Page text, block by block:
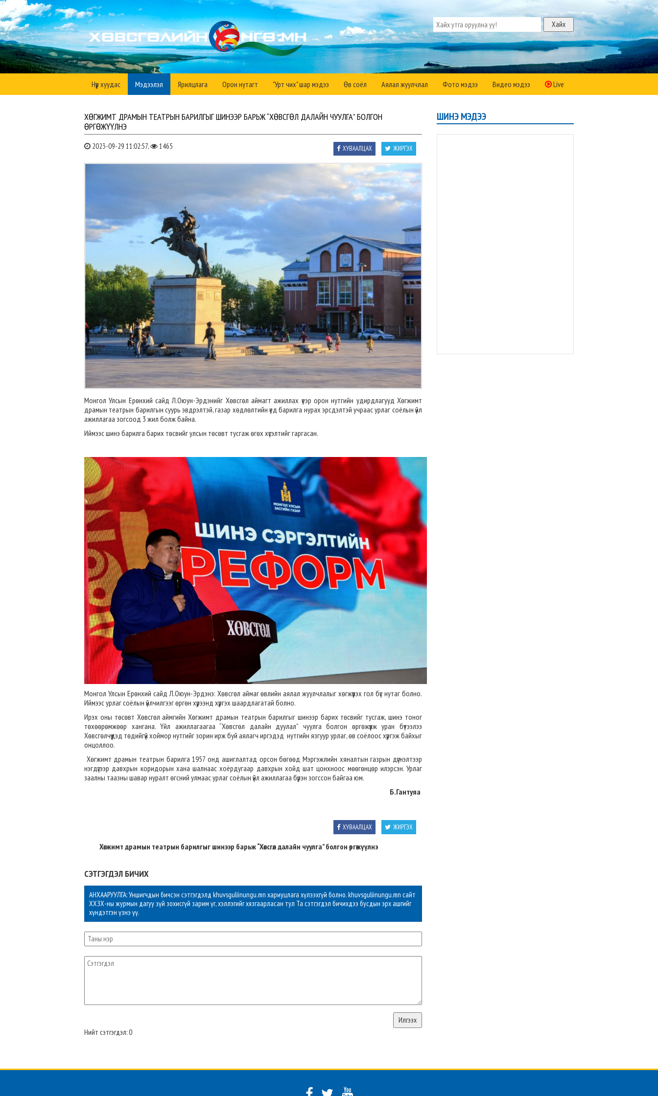
Нүүр хуудас Мэдээлэл Ярилцлага Орон нутагт "Урт чих" шар мэдээ Өв соёл Аялал жуулчлал Фото мэдээ Видео мэдээ Live
ХӨГЖИМТ ДРАМЫН ТЕАТРЫН БАРИЛГЫГ ШИНЭЭР БАРЬЖ “ХӨВСГӨЛ ДАЛАЙН ЧУУЛГА” БОЛГОН
ӨРГӨЖҮҮЛНЭ
2023-09-29 11:02:57, 1465 ЖИРГЭХ
ХУВААЛЦАХ
Монгол Улсын Ерөнхий сайд Л.Оюун-Эрдэнийг Хөвсгөл аймагт ажиллах үеэр орон нутгийн удирдлагууд Хөгжимт
драмын театрын барилгын суурь эвдрэлтэй, газар хөдлөлтийн үед барилга нурах эрсдэлтэй учраас урлаг соёлын үйл
ажиллагаа зогсоод 3 жил болж байна.
Иймээс шинэ барилга барих төсвийг улсын төсөвт тусгаж өгөх хүсэлтийг гаргасан.
Монгол Улсын Ерөнхий сайд Л.Оюун-Эрдэнэ: Хөвсгөл аймаг өвлийн аялал жуулчлалыг хөгжүүлэх гол бүс нутаг болно.
Иймээс урлаг соёлын үйлчилгээг өргөн хүрээнд хүргэх шаардлагатай болно.
Ирэх оны төсөвт Хөвсгөл аймгийн Хөгжимт драмын театрын барилгыг шинээр барих төсвийг тусгаж, шинэ тоног
төхөөрөмжөөр хангана. Үйл ажиллагаагаа “Хөвсгөл далайн дуулал” чуулга болгон өргөжүүлж уран бүтээлээ
Хөвсгөлчүүдэд төдийгүй хоймор нутгийг зорин ирж буй аялагч иргэдэд нутгийн язгуур урлаг, өв соёлоос хүргэж байхыг
онцоллоо.
Хөгжимт драмын театрын барилга 1957 онд ашиглалтад орсон бөгөөд Мэргэжлийн хяналтын газрын дүгнэлтээр
нэгдүгээр давхрын коридорын хана шалнаас хоёрдугаар давхрын хойд шат цонхноос мөөгөнцөр илэрсэн. Урлаг
заалны таазны шавар нуралт өгсний улмаас урлаг соёлын үйл ажиллагаа бүрэн зогссон байгаа юм.
Б.Гантуяа
ЖИРГЭХ
ХУВААЛЦАХ
Хөгжимт драмын театрын барилгыг шинээр барьж “Хөвсгөл далайн чуулга” болгон өргөжүүлнэ
СЭТГЭГДЭЛ БИЧИХ
АНХААРУУЛГА: Уншигчдын бичсэн сэтгэгдэлд khuvsguliinungu.mn хариуцлага хүлээхгүй болно. khuvsguliinungu.mn сайт
ХХЗХ-ны журмын дагуу зүй зохисгүй зарим үг, хэллэгийг хязгаарласан тул Та сэтгэгдэл бичихдээ бусдын эрх ашгийг
хүндэтгэн үзнэ үү.
Нийт сэтгэгдэл: 0
ШИНЭ МЭДЭЭ